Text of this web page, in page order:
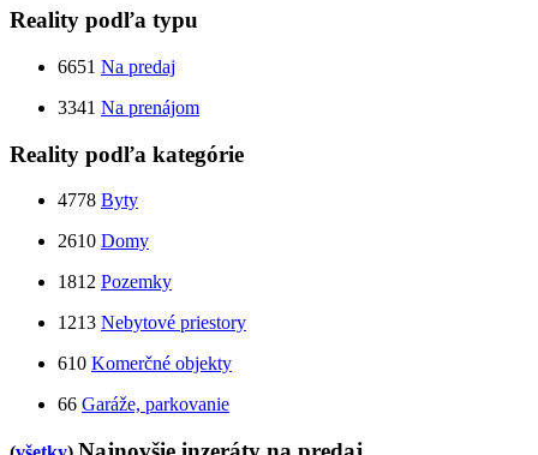
Reality podľa typu
6651 Na predaj
3341 Na prenájom
Reality podľa kategórie
4778 Byty
2610 Domy
1812 Pozemky
1213 Nebytové priestory
610 Komerčné objekty
66 Garáže, parkovanie